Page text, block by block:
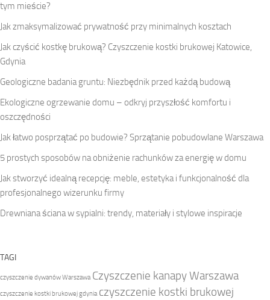
tym mieście?
Jak zmaksymalizować prywatność przy minimalnych kosztach
Jak czyścić kostkę brukową? Czyszczenie kostki brukowej Katowice,
Gdynia
Geologiczne badania gruntu: Niezbędnik przed każdą budową
Ekologiczne ogrzewanie domu – odkryj przyszłość komfortu i
oszczędności
Jak łatwo posprzątać po budowie? Sprzątanie pobudowlane Warszawa
5 prostych sposobów na obniżenie rachunków za energię w domu
Jak stworzyć idealną recepcję: meble, estetyka i funkcjonalność dla
profesjonalnego wizerunku firmy
Drewniana ściana w sypialni: trendy, materiały i stylowe inspiracje
TAGI
czyszczenie dywanów Warszawa Czyszczenie kanapy Warszawa
czyszczenie kostki brukowej gdynia czyszczenie kostki brukowej